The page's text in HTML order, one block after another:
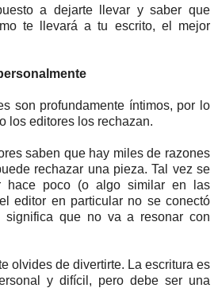
a dejarte llevar y saber que
te llevará a tu escrito, el mejor
son profundamente íntimos, por lo
los editores los rechazan.
saben que hay miles de razones
rechazar una pieza. Tal vez se
hace poco (o algo similar en las
editor en particular no se conectó
que no va a resonar con
olvides de divertirte. La escritura es
y difícil, pero debe ser una